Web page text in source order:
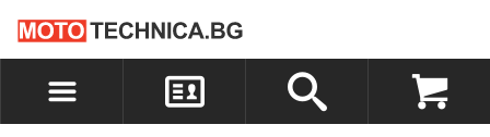
ВХОД
БЪРЗА ПОРЪЧКА ПОРЪЧКА